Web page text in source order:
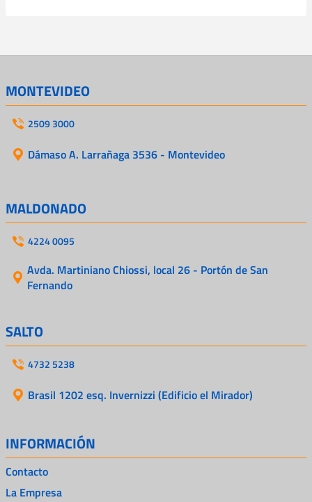
MONTEVIDEO
2509 3000
Dámaso A. Larrañaga 3536 - Montevideo
MALDONADO
4224 0095
Avda. Martiniano Chiossi, local 26 - Portón de San
Fernando
SALTO
4732 5238
Brasil 1202 esq. Invernizzi (Edificio el Mirador)
INFORMACIÓN
Contacto
La Empresa